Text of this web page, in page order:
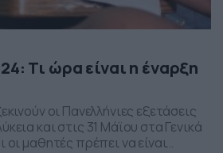
Τι ώρα είναι η έναρξη
οι Πανελλήνιες εξετάσεις
και στις 31 Μάϊου στα Γενικά
μαθητές πρέπει να είναι